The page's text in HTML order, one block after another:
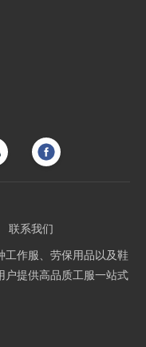
联系我们
工作服、劳保用品以及鞋
户提供高品质工服一站式